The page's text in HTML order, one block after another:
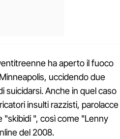
ha aperto il fuoco
uccidendo due
suicidarsi. Anche in quel caso
insulti razzisti, parolacce
"skibidi ", così come "Lenny
del 2008.